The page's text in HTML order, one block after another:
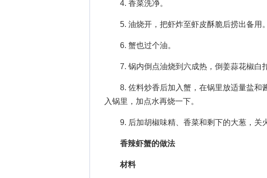
4. 香菜洗净。
5. 油烧开，把虾炸至虾皮酥脆后捞出备用。
6. 蟹也过个油。
7. 锅内倒点油烧到六成热，倒姜蒜花椒白扣
8. 佐料炒香后加入蟹，在锅里放适量盐和
入锅里，加点水再烧一下。
9. 后加胡椒味精、香菜和剩下的大葱，关火
香辣虾蟹的做法
材料